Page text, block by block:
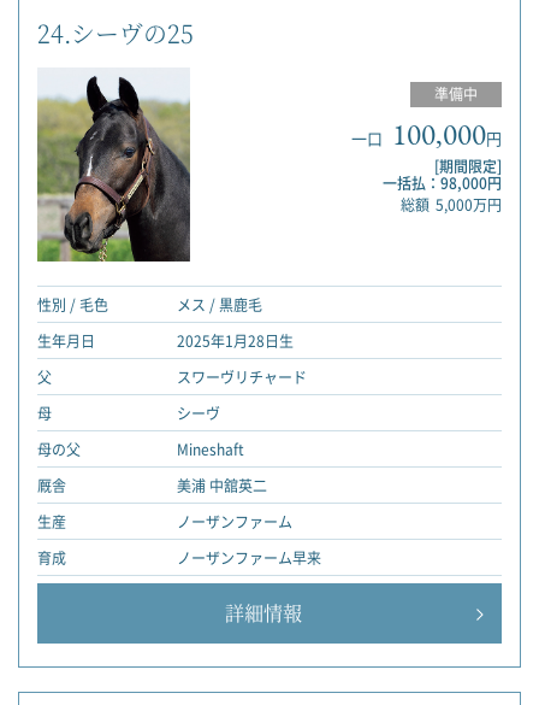
24.シーヴの25
準備中
一口 100,000円
[期間限定]
一括払：98,000円
総額 5,000万円
性別 / 毛色
メス / 黒鹿毛
生年月日
2025年1月28日生
父
スワーヴリチャード
母
シーヴ
母の父
Mineshaft
厩舎
美浦 中舘英二
生産
ノーザンファーム
育成
ノーザンファーム早来
詳細情報